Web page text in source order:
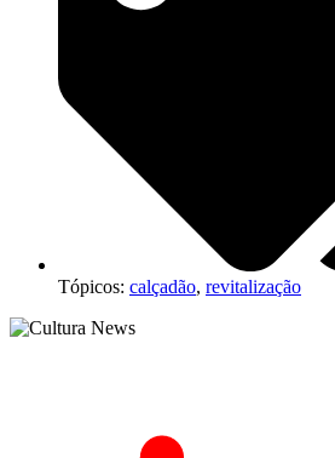
Tópicos: calçadão, revitalização